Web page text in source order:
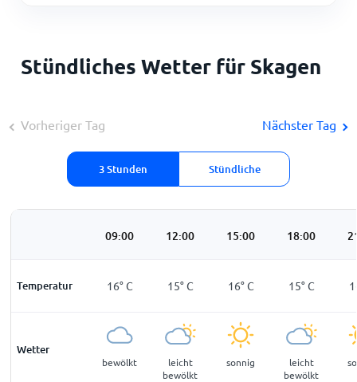
Stündliches Wetter für Skagen
Vorheriger Tag
3 Stunden Stündliche
Nächster Tag
09:00 12:00 15:00 18:00
Temperatur
16°C 16°C 15°C 16°C 15°C
Wetter
bewölkt
leicht
bewölkt
sonnig
leicht
bewölkt